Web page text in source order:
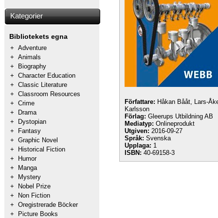
Kategorier
Bibliotekets egna
+ Adventure
+ Animals
+
Biography
+ Character Education
+ Classic Literature
+ Classroom Resources
+ Crime
+
Drama
+
Dystopian
+
Fantasy
+ Graphic Novel
+
Historical Fiction
+
Humor
+
Manga
+
Mystery
+
Nobel Prize
+
Non Fiction
+ Oregistrerade Böcker
+
Picture Books
Författare: Håkan Bååt, Lars-
Karlsson
Förlag: Gleerups Utbildning AB
Mediatyp: Onlineprodukt
Utgiven: 2016-09-27
Språk: Svenska
Upplaga: 1
ISBN: 40-69158-3